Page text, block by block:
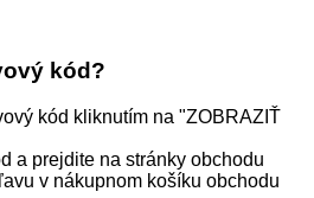
kód?
kód kliknutím na "ZOBRAZIŤ
a prejdite na stránky obchodu
v nákupnom košíku obchodu